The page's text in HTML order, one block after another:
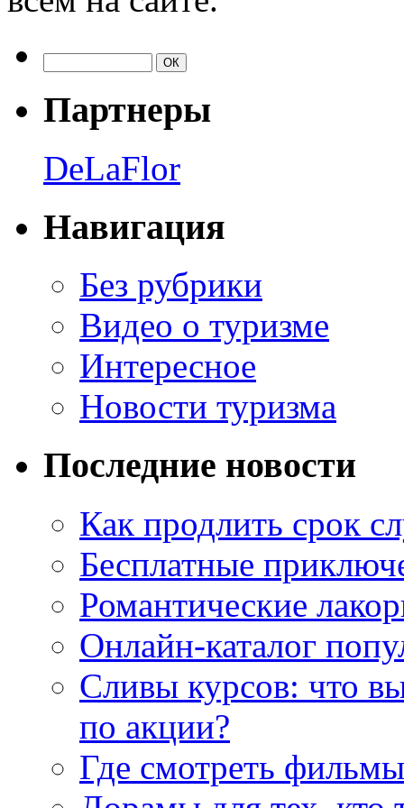
Партнеры
DeLaFlor
Навигация
Без рубрики
Видео о туризме
Интересное
Новости туризма
Последние новости
Как продлить срок
Бесплатные
Романтические
Онлайн-каталог
Сливы курсов: что
по акции?
Где смотреть